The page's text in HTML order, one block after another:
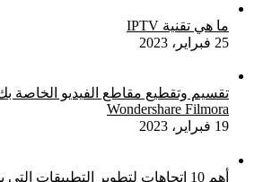
ما هي تقنية IPTV
25 فبراير، 2023
تقسيم وتقطيع مقاطع الفيديو الخاصة
Wondershare Filmora
19 فبراير، 2023
أهم 10 اتجاهات لتطوير التطبيقات